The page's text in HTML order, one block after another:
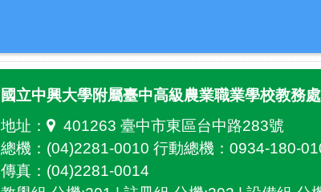
國立中興大學附屬臺中高級農業職業學校教務處
地址：
401263 臺中市東區台中路283號
總機：(04)2281-0010 行動總機：0934-180-
傳真：(04)2281-0014